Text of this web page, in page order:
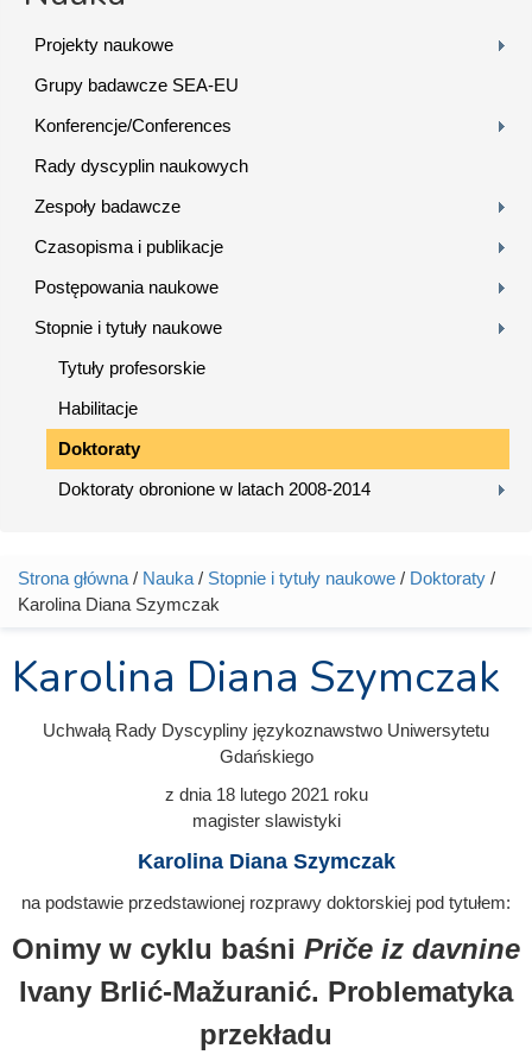
Projekty naukowe
Grupy badawcze SEA-EU
Konferencje/Conferences
Rady dyscyplin naukowych
Zespoły badawcze
Czasopisma i publikacje
Postępowania naukowe
Stopnie i tytuły naukowe
Tytuły profesorskie
Habilitacje
Doktoraty
Doktoraty obronione w latach 2008-2014
Jesteś tutaj
Strona główna / Nauka / Stopnie i tytuły naukowe / Doktoraty /
Karolina Diana Szymczak
Karolina Diana Szymczak
Uchwałą Rady Dyscypliny językoznawstwo Uniwersytetu
Gdańskiego
z dnia 18 lutego 2021 roku
magister slawistyki
Karolina Diana Szymczak
na podstawie przedstawionej rozprawy doktorskiej pod tytułem:
Onimy w cyklu baśni Priče iz davnine
Ivany Brlić-Mažuranić. Problematyka
przekładu